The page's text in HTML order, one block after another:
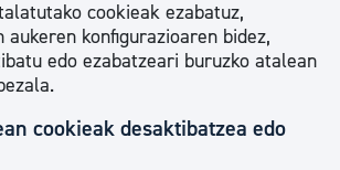
cookieak ezabatuz,
aukeren konfigurazioaren bidez,
edo ezabatzeari buruzko atalean
cookieak desaktibatzea edo